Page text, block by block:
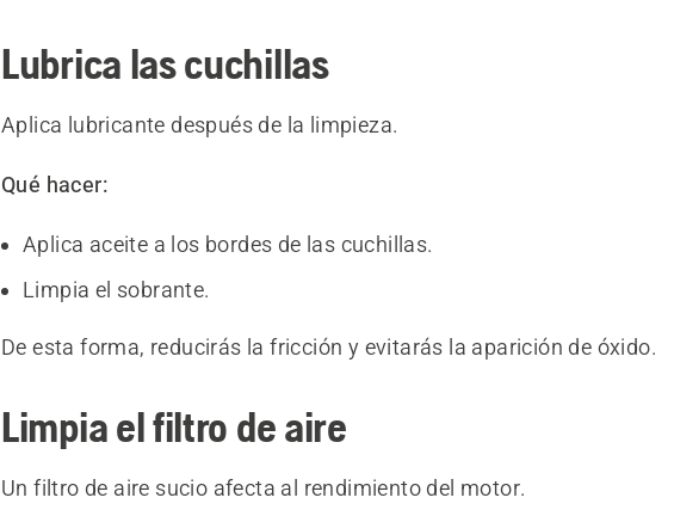
Lubrica las cuchillas
Aplica lubricante después de la limpieza.
Qué hacer:
Aplica aceite a los bordes de las cuchillas.
Limpia el sobrante.
De esta forma, reducirás la fricción y evitarás la aparición de óxido.
Limpia el filtro de aire
Un filtro de aire sucio afecta al rendimiento del motor.